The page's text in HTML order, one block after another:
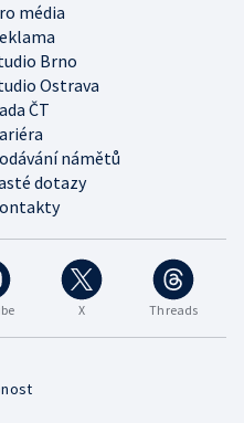
média
Brno
Ostrava
ČT
námětů
dotazy
X Threads